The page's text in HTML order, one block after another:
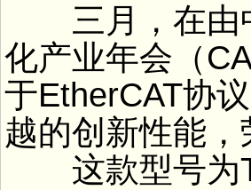
三月，在由中
化产业年会（
于EtherCAT协
越的创新性能，
这款型号为